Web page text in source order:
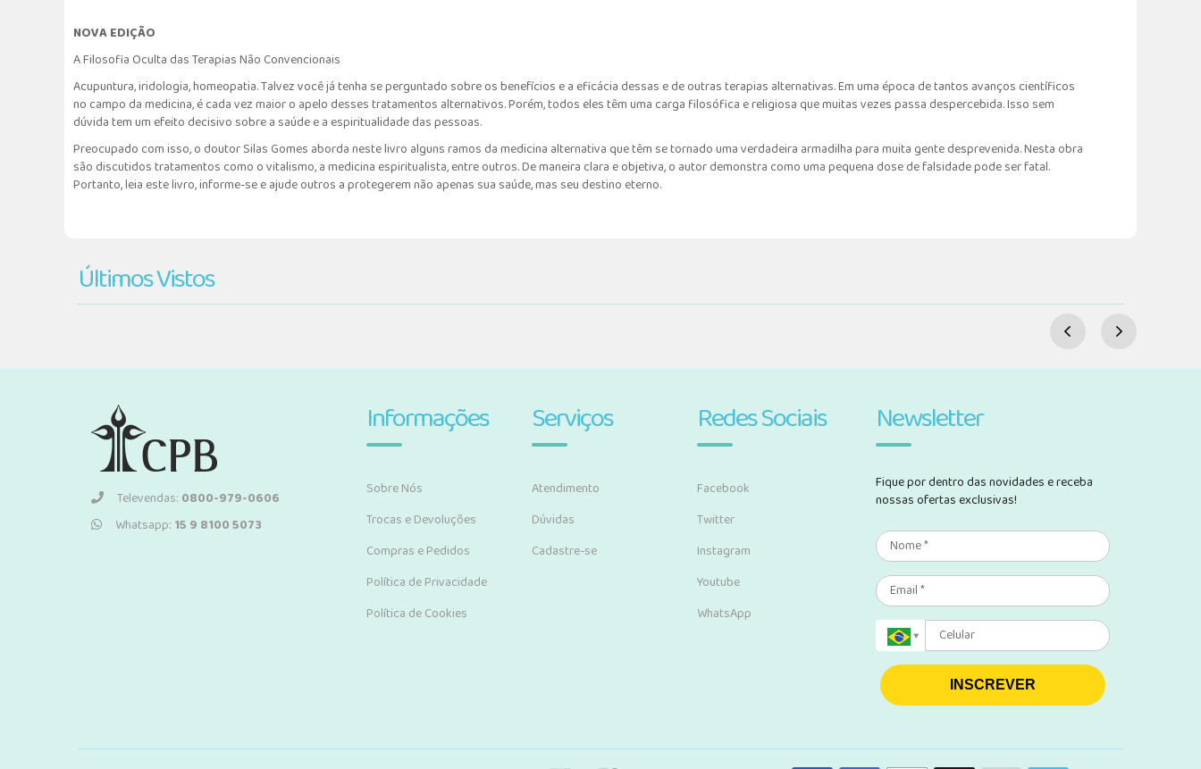
NOVA EDIÇÃO
A Filosofia Oculta das Terapias Não Convencionais
Acupuntura, iridologia, homeopatia. Talvez você já tenha se perguntado sobre os benefícios e a eficácia dessas e de outras terapias alternativas. Em uma época de tantos avanços científicos
no campo da medicina, é cada vez maior o apelo desses tratamentos alternativos. Porém, todos eles têm uma carga filosófica e religiosa que muitas vezes passa despercebida. Isso sem
dúvida tem um efeito decisivo sobre a saúde e a espiritualidade das pessoas.
Preocupado com isso, o doutor Silas Gomes aborda neste livro alguns ramos da medicina alternativa que têm se tornado uma verdadeira armadilha para muita gente desprevenida. Nesta obra
são discutidos tratamentos como o vitalismo, a medicina espiritualista, entre outros. De maneira clara e objetiva, o autor demonstra como uma pequena dose de falsidade pode ser fatal.
Portanto, leia este livro, informe-se e ajude outros a protegerem não apenas sua saúde, mas seu destino eterno.
Últimos Vistos
Televendas: 0800-979-0606
Whatsapp: 15 9 8100 5073
Informações
Sobre Nós
Trocas e Devoluções
Compras e Pedidos
Política de Privacidade
Política de Cookies
Serviços
Atendimento
Dúvidas
Cadastre-se
Redes Sociais
Facebook
Twitter
Instagram
Youtube
WhatsApp
Newsletter
Fique por dentro das novidades e receba
nossas ofertas exclusivas!
INSCREVER